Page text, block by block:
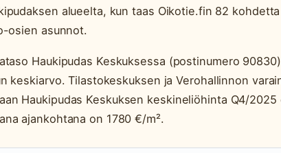
alueelta, kun taas Oikotie.fin 82
osien asunnot.
Haukipudas Keskuksessa (postinumero
keskiarvo. Tilastokeskuksen ja Verohallinnon
Haukipudas Keskuksen keskineliöhinta Q4/
ajankohtana on 1780 €/m².